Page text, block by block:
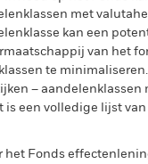
met
kan een
van het
te
– aandelenklassen
is een volledige lijst
het Fonds